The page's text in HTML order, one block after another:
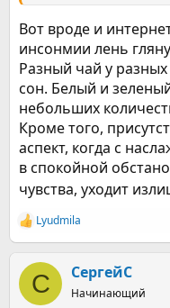
Вот вроде и
инсонмии лень
Разный чай у
сон. Белый и
небольших
Кроме того,
аспект, когда с
в спокойной
чувства, уходит
Р
е
к
ц
и
Lyudmila
С СергейС
Начинающий